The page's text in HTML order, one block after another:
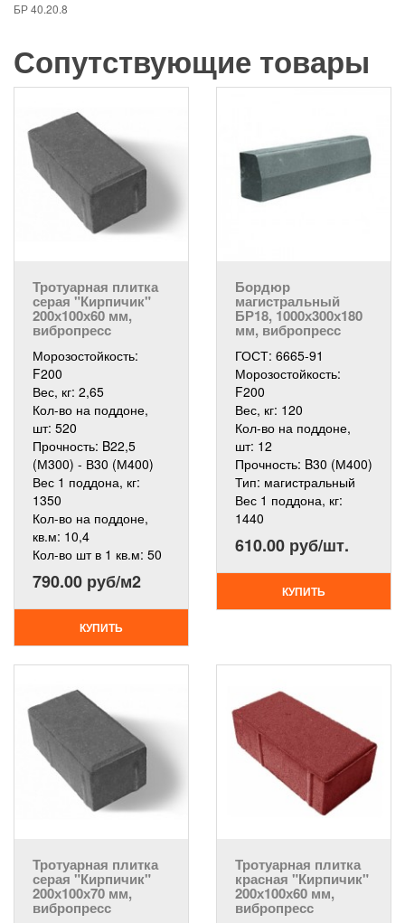
БР 40.20.8
Сопутствующие товары
Тротуарная плитка
серая "Кирпичик"
200х100х60 мм,
вибропресс
Морозостойкость:
F200
Вес, кг: 2,65
Кол-во на поддоне,
шт: 520
Прочность: B22,5
(М300) - В30 (М400)
Вес 1 поддона, кг:
1350
Кол-во на поддоне,
кв.м: 10,4
Кол-во шт в 1 кв.м: 50
790.00 руб/м2
КУПИТЬ
Бордюр
магистральный
БР18, 1000х300х180
мм, вибропресс
ГОСТ: 6665-91
Морозостойкость:
F200
Вес, кг: 120
Кол-во на поддоне,
шт: 12
Прочность: B30 (М400)
Тип: магистральный
Вес 1 поддона, кг:
1440
610.00 руб/шт.
КУПИТЬ
Тротуарная плитка
серая "Кирпичик"
200х100х70 мм,
вибропресс
Тротуарная плитка
красная "Кирпичик"
200х100х60 мм,
вибропресс